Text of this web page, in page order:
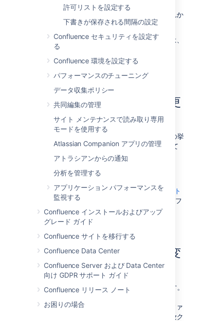
許可リストを設定する
下書きが保存される間隔の設定
Confluence セキュリティを設定す
る
Confluence 環境を設定する
パフォーマンスのチューニング
データ収集ポリシー
共同編集の管理
サイト メンテナンスで読み取り専用
モードを使用する
Atlassian Companion アプリの管理
アトラシアンからの通知
分析を管理する
アプリケーション パフォーマンスを
監視する
Confluence インストールおよびアップ
グレード ガイド
Confluence サイトを移行する
Confluence Data Center
Confluence Server および Data Center
向け GDPR サポート ガイド
Confluence リリース ノート
お困りの場合
ドキュメントでは、「アプリケーション ログ」
を参照するときに、これらのファイルのいずれか
を参照しています。
各ファイルに記録されるクラスやパッケージは、
LOGGING LOCATION AND APPENDER
log4j.propertiesファイルで確認できます。
ログ ファイルの設定を変更
する
Confluence および Synchrony でのログ記録の挙
動は、以下のプロパティ ファイルで定義されて
います。
INF/classes/log4j.properties
このファイルは、Apache の log4j ドキュメント
に記載されているような、標準的な log4j 設定フ
ァイルです。
ログ ファイルの出力先を変
更する
log4j では、出力先を「appender」と呼びます。
Confluence を停止し、
ファ
" セク